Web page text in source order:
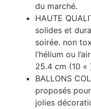
du marché.
HAUTE
solides et
soirée. non
l’hélium ou
25.4 cm (10 «
BALLONS
proposés
jolies